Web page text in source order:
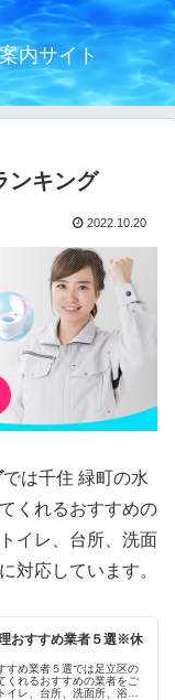
内サイト
ンキング
2022.10.20
では千住 緑町の水
くれるおすすめの
イレ、台所、洗面
対応しています。
おすすめ業者５選※休
すめ業者５選では足立区の
くれるおすすめの業者をご
レ、台所、洗面所、浴室